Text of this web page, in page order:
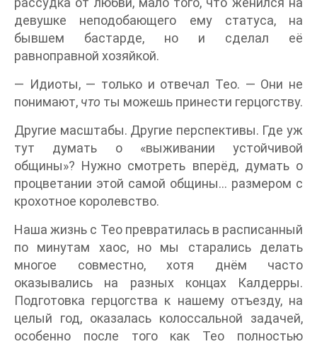
девушке неподобающего ему статуса, на
бывшем бастарде, но и сделал её
равноправной хозяйкой.
— Идиоты, — только и отвечал Тео. — Они не
понимают, что ты можешь принести герцогству.
Другие масштабы. Другие перспективы. Где уж
тут думать о «выживании устойчивой
общины»? Нужно смотреть вперёд, думать о
процветании этой самой общины… размером с
крохотное королевство.
Наша жизнь с Тео превратилась в расписанный
по минутам хаос, но мы старались делать
многое совместно, хотя днём часто
оказывались на разных концах Калдерры.
Подготовка герцогства к нашему отъезду, на
целый год, оказалась колоссальной задачей,
особенно после того как Тео полностью